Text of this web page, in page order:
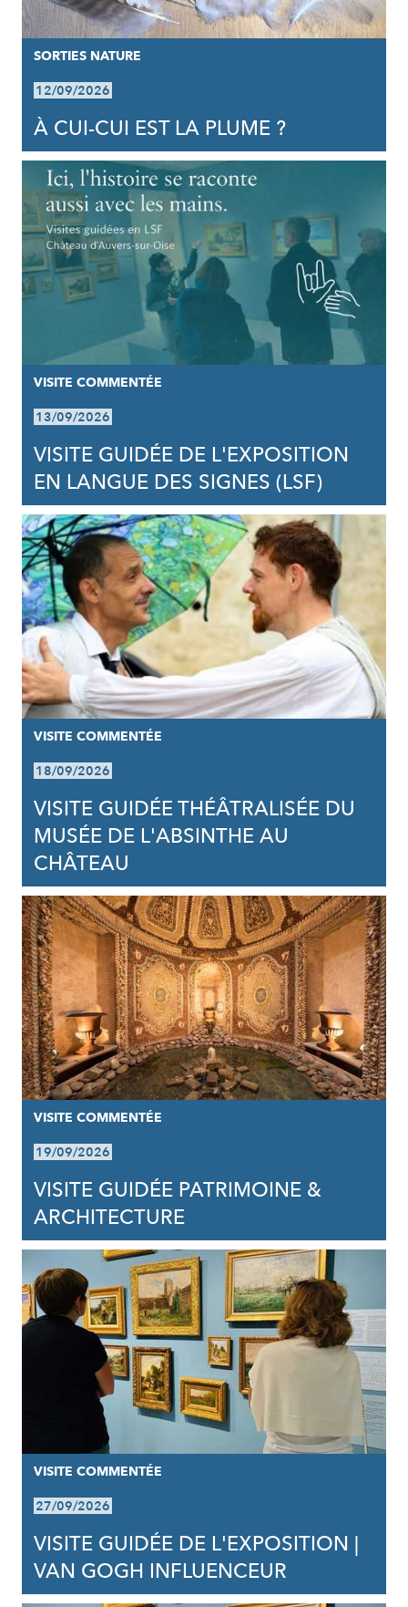
SORTIES NATURE
12/09/2026
À CUI-CUI EST LA PLUME ?
VISITE COMMENTÉE
13/09/2026
VISITE GUIDÉE DE L'EXPOSITION
EN LANGUE DES SIGNES (LSF)
VISITE COMMENTÉE
18/09/2026
VISITE GUIDÉE THÉÂTRALISÉE DU
MUSÉE DE L'ABSINTHE AU
CHÂTEAU
VISITE COMMENTÉE
19/09/2026
VISITE GUIDÉE PATRIMOINE &
ARCHITECTURE
VISITE COMMENTÉE
27/09/2026
VISITE GUIDÉE DE L'EXPOSITION |
VAN GOGH INFLUENCEUR